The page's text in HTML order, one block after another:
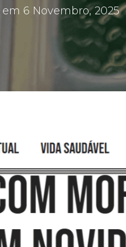
em 6 Novembro, 2025